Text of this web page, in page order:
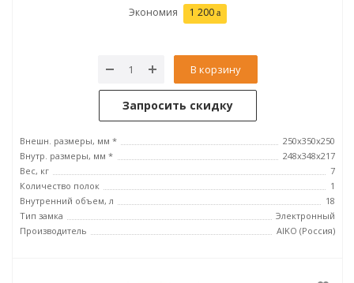
Экономия 1 200
В корзину
Запросить скидку
Внешн. размеры, мм *
250x350x250
Внутр. размеры, мм *
248x348x217
Вес, кг
7
Количество полок
1
Внутренний объем, л
18
Тип замка
Электронный
Производитель
AIKO (Россия)